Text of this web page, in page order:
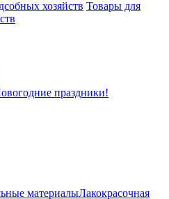
Товары для
праздники!
материалыЛакокрасочная